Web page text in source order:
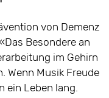
von Demenz
Besondere an
im Gehirn
Wenn Musik Freude
ein Leben lang.